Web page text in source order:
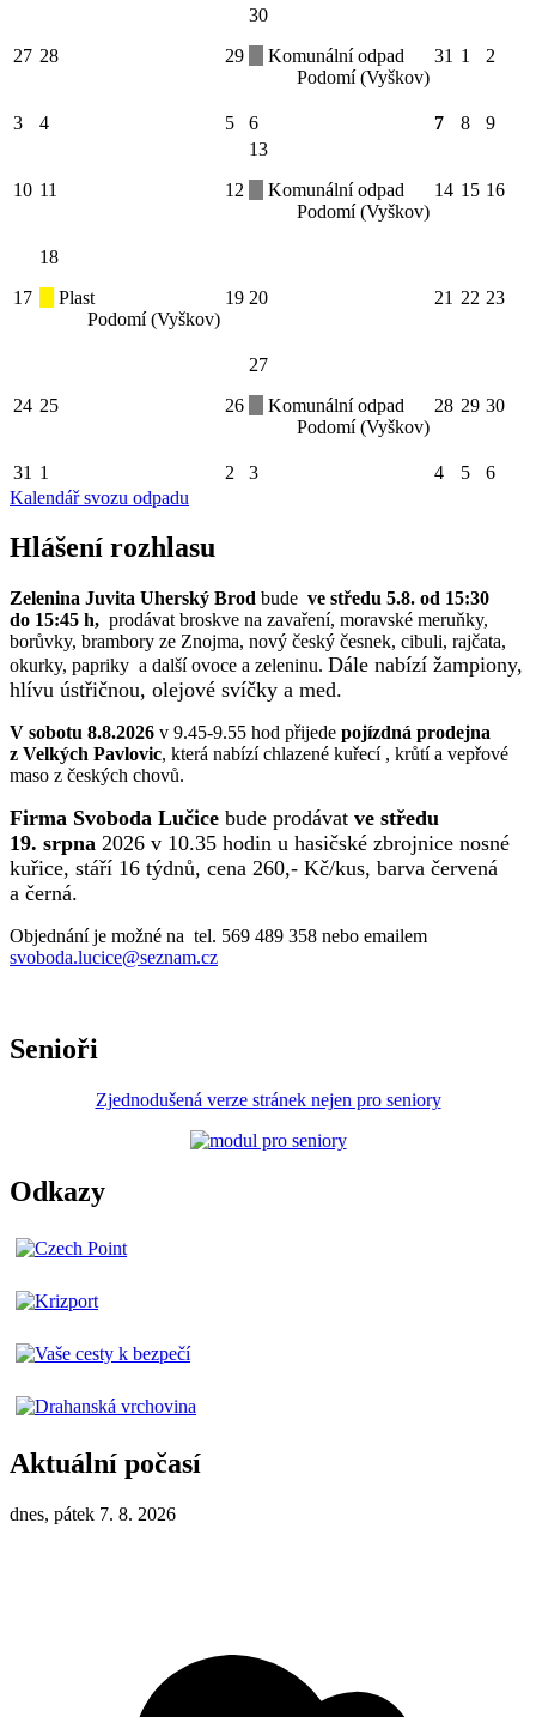
27 28 29
30
Komunální odpad
Podomí (Vyškov)
31 1 2
3 4 5 6 7 8 9
10 11 12
13
Komunální odpad
Podomí (Vyškov)
14 15 16
17
18
Plast
Podomí (Vyškov)
19 20 21 22 23
24 25 26
27
Komunální odpad
Podomí (Vyškov)
28 29 30
31 1 2 3 4 5
6
Kalendář svozu odpadu
Hlášení rozhlasu
Zelenina Juvita Uherský Brod bude ve středu 5.8. od 15:30
do 15:45 h, prodávat broskve na zavaření, moravské meruňky,
borůvky, brambory ze Znojma, nový český česnek, cibuli, rajčata,
okurky, papriky a další ovoce a zeleninu. Dále nabízí žampiony,
hlívu ústřičnou, olejové svíčky a med.
V sobotu 8.8.2026 v 9.45-9.55 hod přijede pojízdná prodejna
z Velkých Pavlovic, která nabízí chlazené kuřecí , krůtí a vepřové
maso z českých chovů.
Firma Svoboda Lučice bude prodávat ve středu
19. srpna 2026 v 10.35 hodin u hasičské zbrojnice nosné
kuřice, stáří 16 týdnů, cena 260,- Kč/kus, barva červená
a černá.
Objednání je možné na tel. 569 489 358 nebo emailem
svoboda.lucice@seznam.cz
Senioři
Zjednodušená verze stránek nejen pro seniory
Odkazy
Aktuální počasí
dnes, pátek 7. 8. 2026